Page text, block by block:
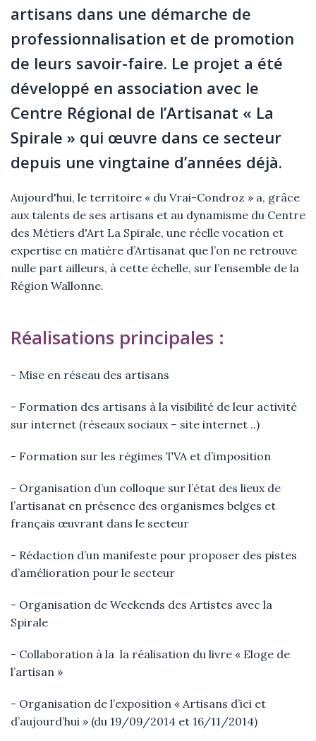
artisans dans une démarche de
professionnalisation et de promotion
de leurs savoir-faire. Le projet a été
développé en association avec le
Centre Régional de l’Artisanat « La
Spirale » qui œuvre dans ce secteur
depuis une vingtaine d’années déjà.
Aujourd'hui, le territoire « du Vrai-Condroz » a, grâce
aux talents de ses artisans et au dynamisme du Centre
des Métiers d'Art La Spirale, une réelle vocation et
expertise en matière d’Artisanat que l’on ne retrouve
nulle part ailleurs, à cette échelle, sur l’ensemble de la
Région Wallonne.
Réalisations principales :
- Mise en réseau des artisans
- Formation des artisans à la visibilité de leur activité
sur internet (réseaux sociaux – site internet ..)
- Formation sur les régimes TVA et d’imposition
- Organisation d’un colloque sur l’état des lieux de
l’artisanat en présence des organismes belges et
français œuvrant dans le secteur
- Rédaction d’un manifeste pour proposer des pistes
d’amélioration pour le secteur
- Organisation de Weekends des Artistes avec la
Spirale
- Collaboration à la la réalisation du livre « Eloge de
l’artisan »
- Organisation de l’exposition « Artisans d’ici et
d’aujourd’hui » (du 19/09/2014 et 16/11/2014)